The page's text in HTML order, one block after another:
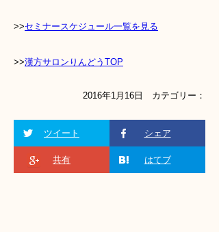
>>セミナースケジュール一覧を見る
>>漢方サロンりんどうTOP
2016年1月16日 カテゴリー：
ツイート シェア
共有 はてブ